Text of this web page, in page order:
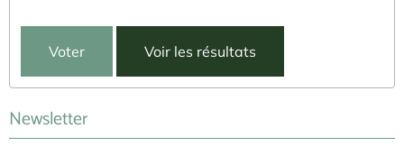
Voter Voir les résultats
Newsletter